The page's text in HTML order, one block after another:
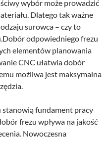
wybór może prowadzić
Dlatego tak ważne
surowca – czy to
odpowiedniego frezu
elementów planowania
CNC ułatwia dobór
możliwa jest maksymalna
stanowią fundament pracy
frezu wpływa na jakość
Nowoczesna